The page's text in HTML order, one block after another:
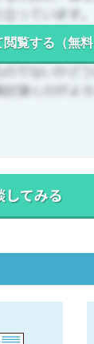
覧する（無料